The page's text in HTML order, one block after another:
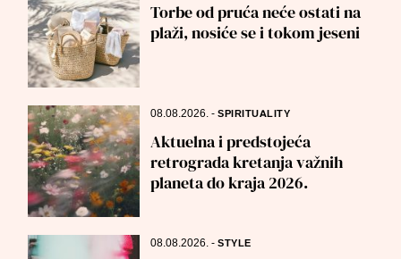
Torbe od pruća neće ostati na
plaži, nosiće se i tokom jeseni
08.08.2026.-SPIRITUALITY
Aktuelna i predstojeća
retrograda kretanja važnih
planeta do kraja 2026.
08.08.2026.-STYLE